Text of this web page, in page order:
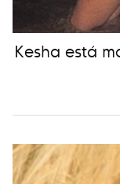
Kesha está